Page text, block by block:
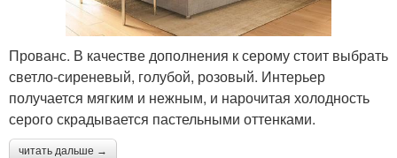
Прованс. В качестве дополнения к серому стоит выбрать
светло-сиреневый, голубой, розовый. Интерьер
получается мягким и нежным, и нарочитая холодность
серого скрадывается пастельными оттенками.
читать дальше →